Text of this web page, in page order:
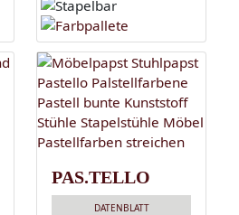
PAS.TELLO
DATENBLATT